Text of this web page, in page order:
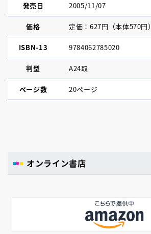
発売日 2005/11/07
価格 定価：627円（本体570円）
ISBN-13 9784062785020
判型 A24取
ページ数 20ページ
オンライン書店